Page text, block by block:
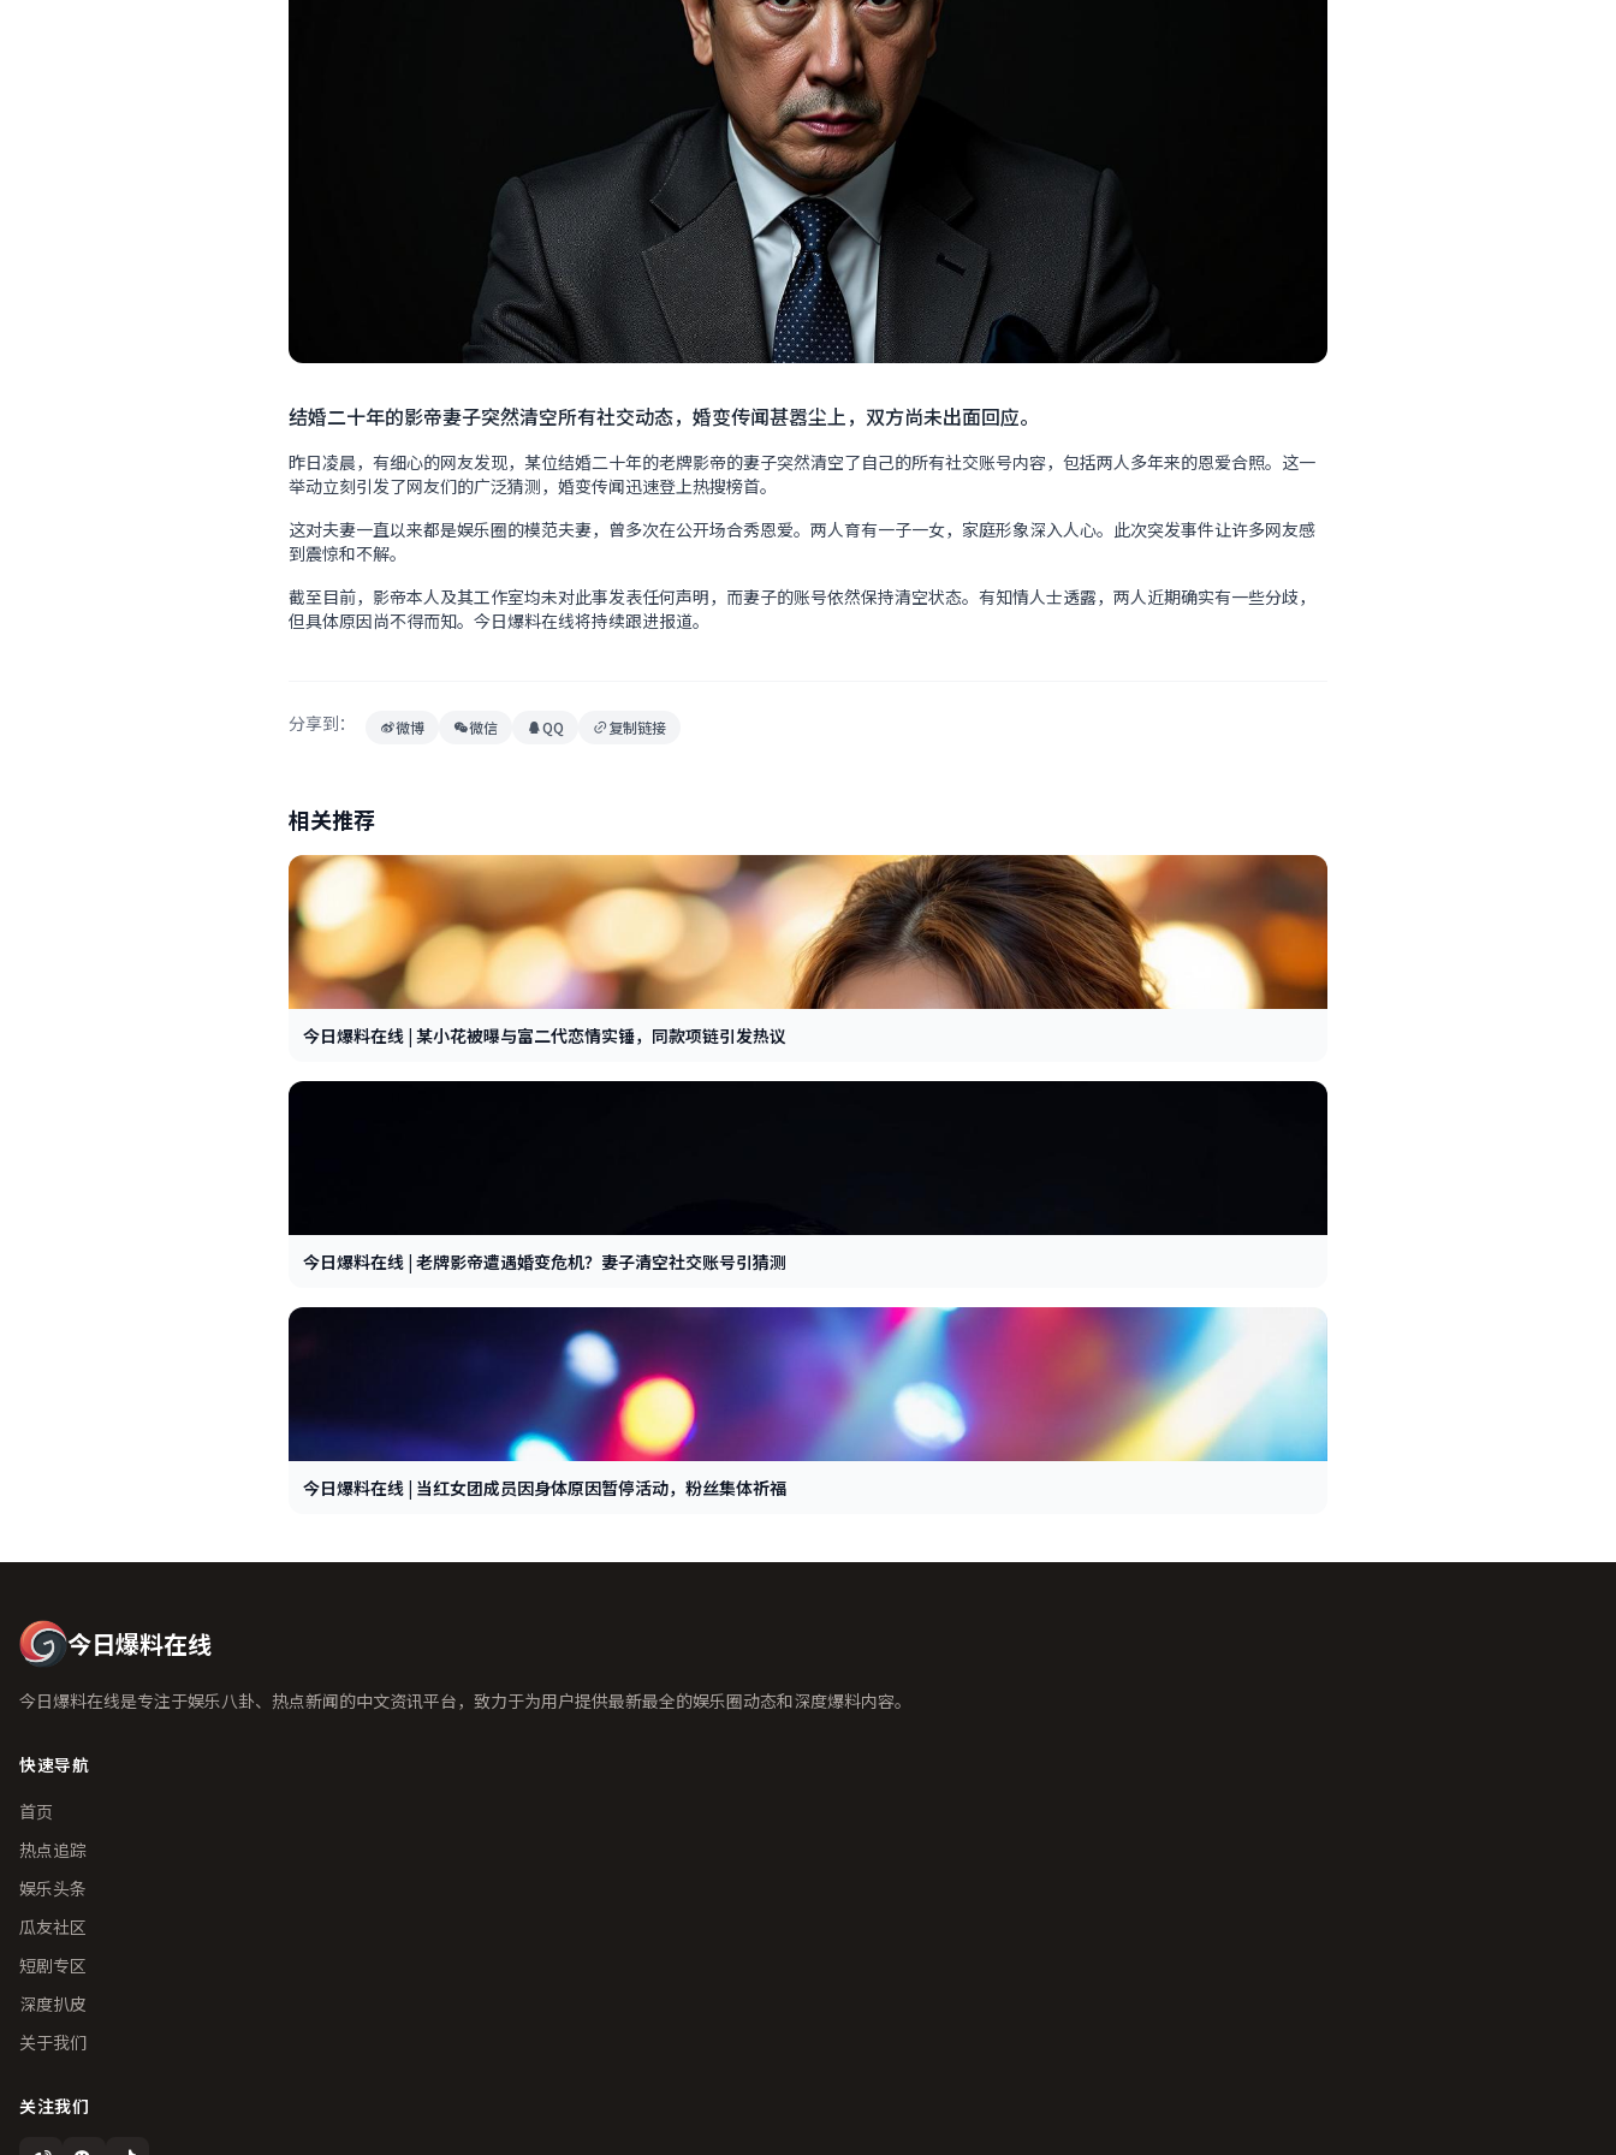
结婚二十年的影帝妻子突然清空所有社交动态，婚变传闻甚嚣尘上，双方尚未出面回应。
昨日凌晨，有细心的网友发现，某位结婚二十年的老牌影帝的妻子突然清空了自己的所有社交账号内容，包括两人多年来的恩爱合照。这一
举动立刻引发了网友们的广泛猜测，婚变传闻迅速登上热搜榜首。
这对夫妻一直以来都是娱乐圈的模范夫妻，曾多次在公开场合秀恩爱。两人育有一子一女，家庭形象深入人心。此次突发事件让许多网友感
到震惊和不解。
截至目前，影帝本人及其工作室均未对此事发表任何声明，而妻子的账号依然保持清空状态。有知情人士透露，两人近期确实有一些分歧，
但具体原因尚不得而知。今日爆料在线将持续跟进报道。
分享到： 微博 微信 QQ 复制链接
相关推荐
今日爆料在线 | 某小花被曝与富二代恋情实锤，同款项链引发热议
今日爆料在线 | 老牌影帝遭遇婚变危机？妻子清空社交账号引猜测
今日爆料在线 | 当红女团成员因身体原因暂停活动，粉丝集体祈福
今日爆料在线
今日爆料在线是专注于娱乐八卦、热点新闻的中文资讯平台，致力于为用户提供最新最全的娱乐圈动态和深度爆料内容。
快速导航
首页
热点追踪
娱乐头条
瓜友社区
短剧专区
深度扒皮
关于我们
关注我们